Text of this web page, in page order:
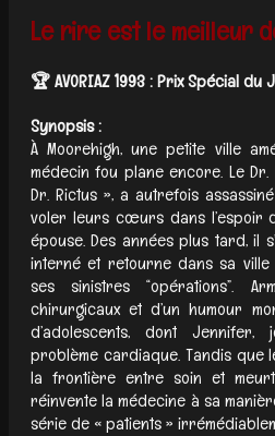
Le rire est le meilleur
🏆 AVORIAZ 1993 : Prix Spécial du
Synopsis :
À Moorehigh, une petite ville
médecin fou plane encore. Le Dr.
Dr. Rictus », a autrefois
voler leurs cœurs dans l’espoir
épouse. Des années plus tard, il
interné et retourne dans sa
ses sinistres “opérations”.
chirurgicaux et d’un humour
d’adolescents, dont Jennifer,
problème cardiaque. Tandis que
la frontière entre soin et
réinvente la médecine à sa
série de « patients »